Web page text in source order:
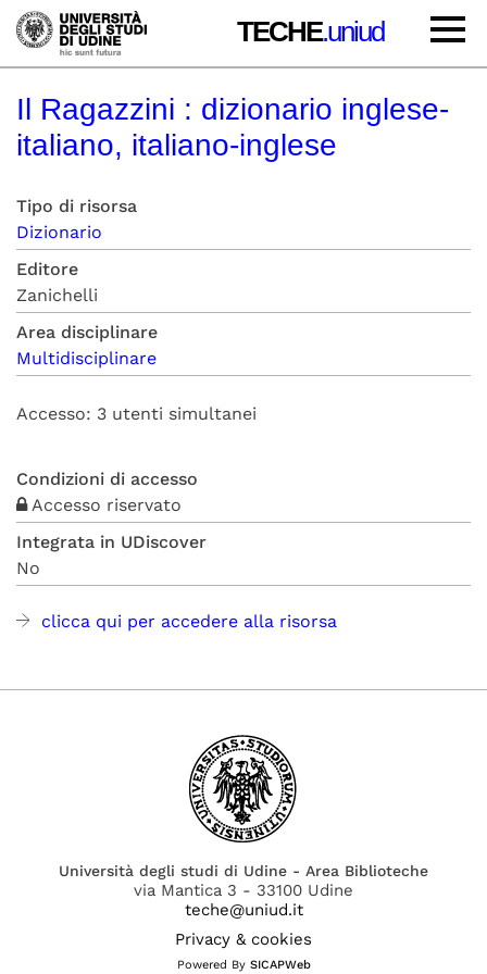
TECHE.uniud
Il Ragazzini : dizionario inglese-
italiano, italiano-inglese
Tipo di risorsa
Dizionario
Editore
Zanichelli
Area disciplinare
Multidisciplinare
Accesso: 3 utenti simultanei
Condizioni di accesso
Accesso riservato
Integrata in UDiscover
No
clicca qui per accedere alla risorsa
Università degli studi di Udine - Area Biblioteche
via Mantica 3 - 33100 Udine
teche@uniud.it
Privacy & cookies
Powered By SICAPWeb